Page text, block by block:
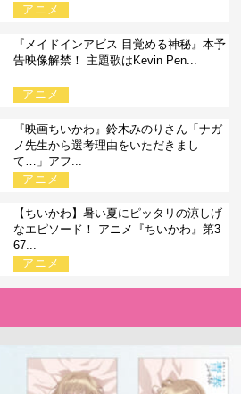
アニメ
『メイドインアビス 目覚める神秘』本予
告映像解禁！ 主題歌はKevin Pen...
アニメ
『映画ちいかわ』鈴木みのりさん「ナガ
ノ先生から選考理由をいただきまし
て…」アフ...
アニメ
【ちいかわ】暑い夏にピッタリの涼しげ
なエピソード！ アニメ『ちいかわ』第3
67...
アニメ